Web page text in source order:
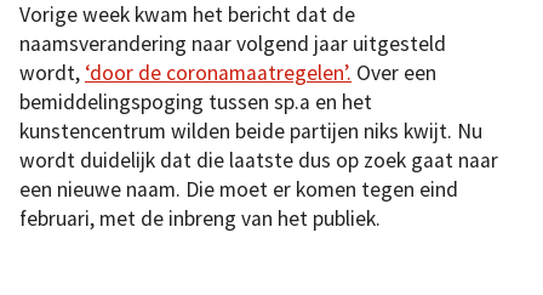
Vorige week kwam het bericht dat de
naamsverandering naar volgend jaar uitgesteld
wordt, ‘door de coronamaatregelen’. Over een
bemiddelingspoging tussen sp.a en het
kunstencentrum wilden beide partijen niks kwijt. Nu
wordt duidelijk dat die laatste dus op zoek gaat naar
een nieuwe naam. Die moet er komen tegen eind
februari, met de inbreng van het publiek.